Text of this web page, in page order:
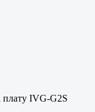
плату IVG-G2S